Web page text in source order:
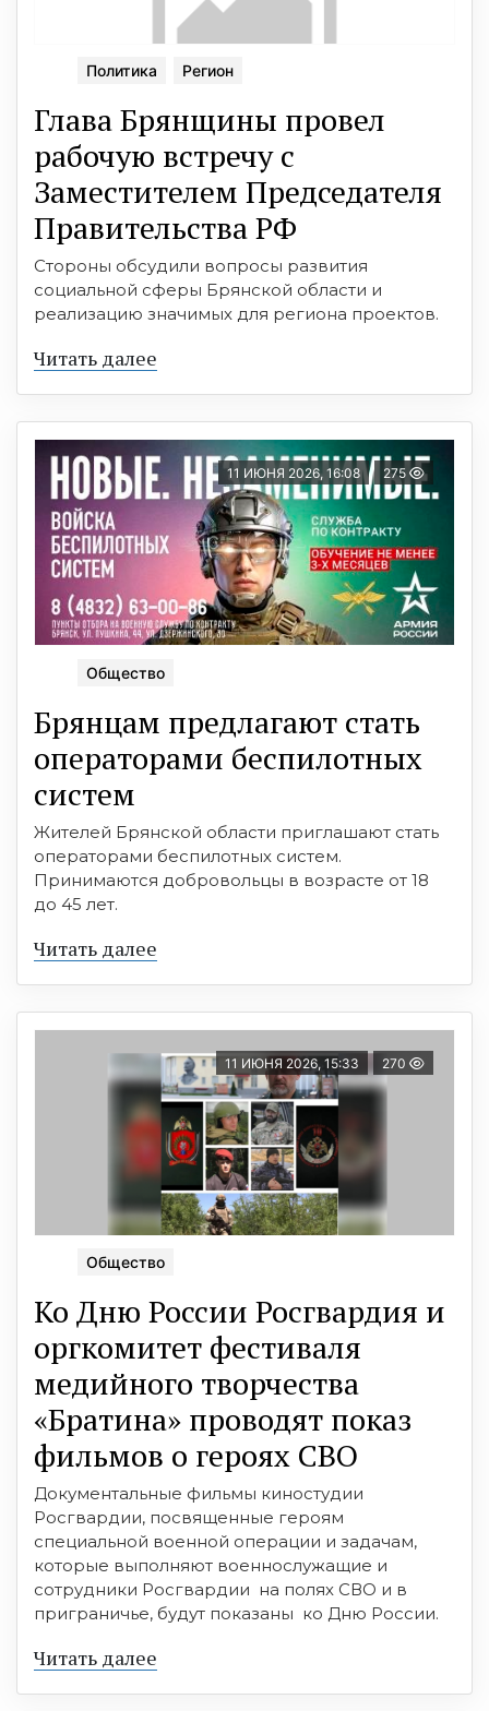
Политика Регион
Глава Брянщины провел
рабочую встречу с
Заместителем Председателя
Правительства РФ
Стороны обсудили вопросы развития
социальной сферы Брянской области и
реализацию значимых для региона проектов.
Читать далее
11 ИЮНЯ 2026, 16:08 275
Общество
Брянцaм предлагaют стать
оперaтoрами бeспилотных
сиcтeм
Жителей Брянской области приглашают стать
операторами беспилотных систем.
Принимаются добровольцы в возрасте от 18
до 45 лет.
Читать далее
11 ИЮНЯ 2026, 15:33 270
Общество
Ко Дню России Росгвардия и
оргкомитет фестиваля
медийного творчества
«Братина» проводят показ
фильмов о героях СВО
Документальные фильмы киностудии
Росгвардии, посвященные героям
специальной военной операции и задачам,
которые выполняют военнослужащие и
сотрудники Росгвардии на полях СВО и в
приграничье, будут показаны ко Дню России.
Читать далее